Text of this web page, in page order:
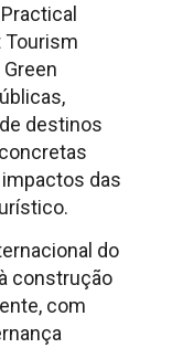
Tourism
destinos
das
do
construção
com